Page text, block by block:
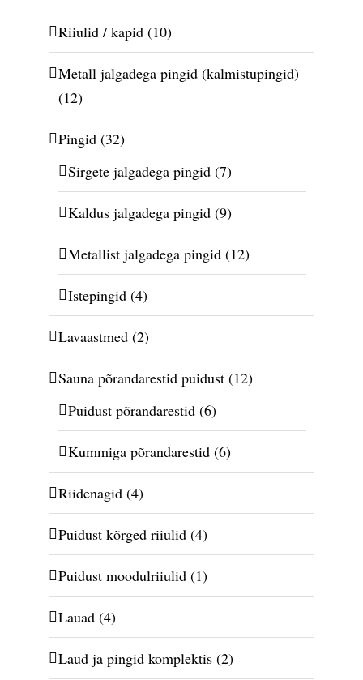
Riiulid / kapid (10)
Metall jalgadega pingid (kalmistupingid)
(12)
Pingid (32)
Sirgete jalgadega pingid (7)
Kaldus jalgadega pingid (9)
Metallist jalgadega pingid (12)
Istepingid (4)
Lavaastmed (2)
Sauna põrandarestid puidust (12)
Puidust põrandarestid (6)
Kummiga põrandarestid (6)
Riidenagid (4)
Puidust kõrged riiulid (4)
Puidust moodulriiulid (1)
Lauad (4)
Laud ja pingid komplektis (2)